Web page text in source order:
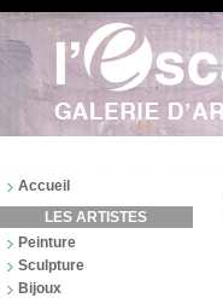
Accueil
LES ARTISTES
Peinture
Sculpture
Bijoux